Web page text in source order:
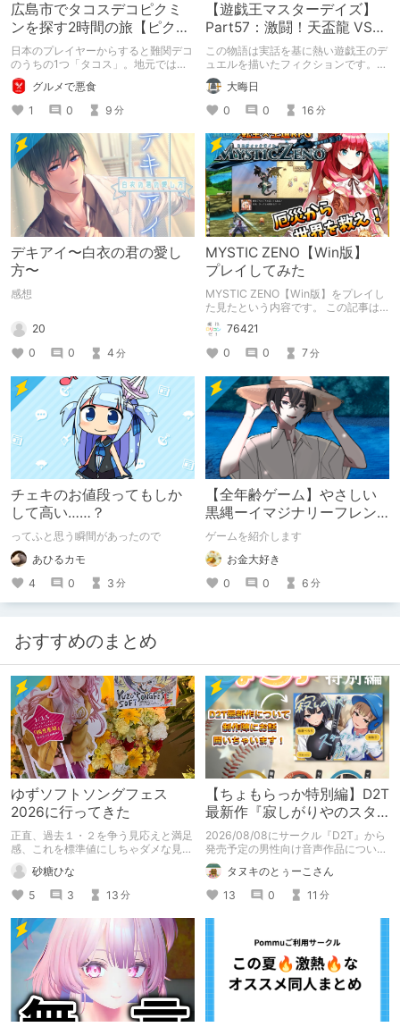
広島市でタコスデコピクミ
ンを探す2時間の旅【ピクミ
ンブルーム / Pikmin
Bloom】
日本のプレイヤーからすると難関デコ
のうちの1つ「タコス」。地元では見
つけられなかった男が広島で探す旅を
お送りします。ねくすと5月のテーマ
「お出かけの記録」。
グルメで悪食
1
0 9 分
【遊戯王マスターデイズ】
Part57：激闘！天盃龍 VS
千年D【架空デュエル】
この物語は実話を基に熱い遊戯王のデ
ュエルを描いたフィクションです。
（自分用メモ：2025-05-14）
大晦日
0
0 16 分
デキアイ〜白衣の君の愛し
方〜
感想
20
0
0 4 分
MYSTIC ZENO【Win版】
プレイしてみた
MYSTIC ZENO【Win版】をプレイし
た見たという内容です。 この記事は
通常のクリエイターズ記事です。
76421
0
0 7分
チェキのお値段ってもしか
して高い……？
ってふと思う瞬間があったので
あひるカモ
4
0 3 分
【全年齢ゲーム】やさしい
黒縄ーイマジナリーフレン
ドの「彼」と過ごすおぼん
やすみー
ゲームを紹介します
お金大好き
0
0 6 分
おすすめのまとめ
ゆずソフトソングフェス
2026に行ってきた
正直、過去１・２を争う見応えと満足
感、これを標準値にしちゃダメな見本
かも
砂糖ひな
5
3 13 分
【ちょもらっか特別編】D2T
最新作『寂しがりやのスタ
ーダストと触れあって』制
作陣にインタビュー！🎤
2026/08/08にサークル『D2T』から
発売予定の男性向け音声作品について
逆神ラニさんと不束こけしさんにお話
聞いちゃいました！夏コミに関する告
知もあります！
タヌキのとぅーこさん
13
0 11 分